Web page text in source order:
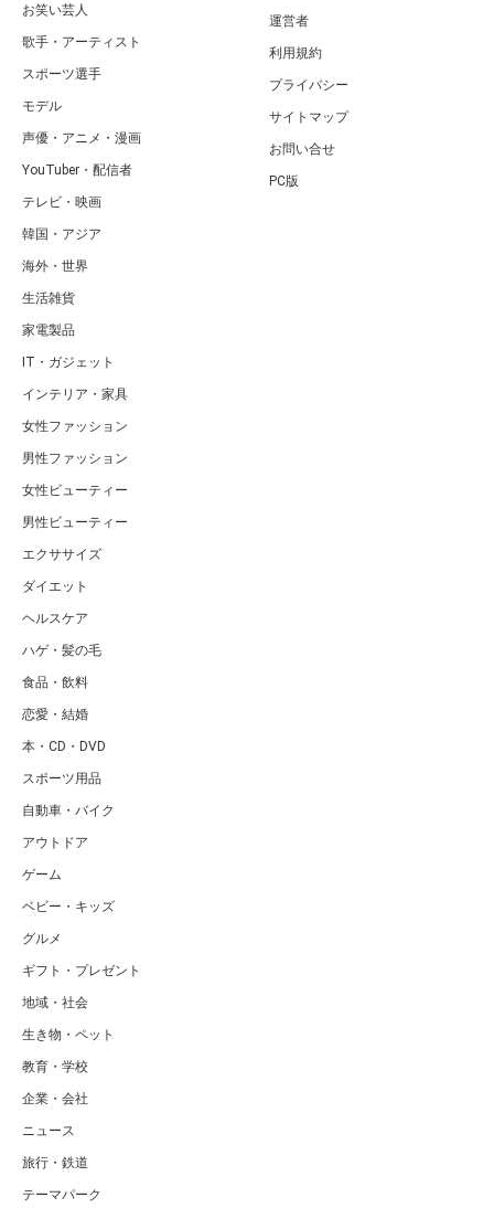
お笑い芸人
歌手・アーティスト
スポーツ選手
モデル
声優・アニメ・漫画
YouTuber・配信者
テレビ・映画
韓国・アジア
海外・世界
生活雑貨
家電製品
IT・ガジェット
インテリア・家具
女性ファッション
男性ファッション
女性ビューティー
男性ビューティー
エクササイズ
ダイエット
ヘルスケア
ハゲ・髪の毛
食品・飲料
恋愛・結婚
本・CD・DVD
スポーツ用品
自動車・バイク
アウトドア
ゲーム
ベビー・キッズ
グルメ
ギフト・プレゼント
地域・社会
生き物・ペット
教育・学校
企業・会社
ニュース
旅行・鉄道
テーマパーク
運営者
利用規約
プライバシー
サイトマップ
お問い合せ
PC版